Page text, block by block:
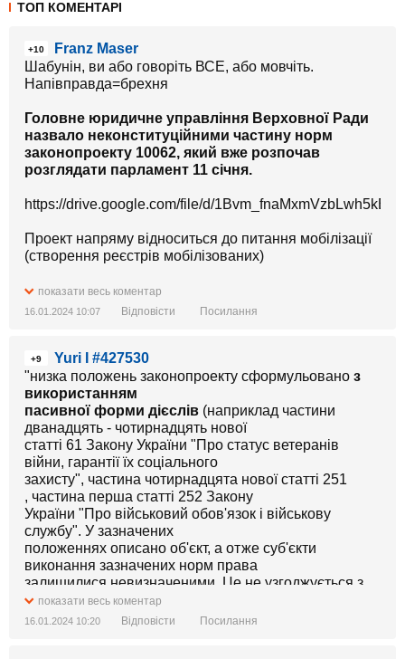
ТОП КОМЕНТАРІ
+10
Franz Maser
Шабунін, ви або говоріть ВСЕ, або мовчіть.
Напівправда=брехня
Головне юридичне управління Верховної Ради
назвало неконституційними частину норм
законопроекту 10062, який вже розпочав
розглядати парламент 11 січня.
https://drive.google.com/file/d/
Проект напряму відноситься до питання мобілізації
(створення реєстрів мобілізованих)
Проект Закону про внесення змін до деяких законів
України щодо удосконалення порядку обробки та
війни під час дії воєнного стану
Номер, дата реєстрації: 10062 від 18.09.2023
Включено до порядку денного: 3427-IX від
08.11.2023
https://itd.rada.gov.ua/billInfo/Bills/Card/42801
показати весь коментар
16.01.2024 10:07 Відповісти Посилання
+9
Yuri I #427530
"низка положень законопроекту сформульовано з
використанням
пасивної форми дієслів (наприклад частини
дванадцять - чотирнадцять нової
статті 61 Закону України "Про статус ветеранів
війни, гарантії їх соціального
захисту", частина чотирнадцята нової статті 251
, частина перша статті 252 Закону
України "Про військовий обов'язок і військову
службу". У зазначених
положеннях описано об'єкт, а отже суб'єкти
виконання зазначених норм права
залишилися невизначеними. Це не узгоджується з
вимогами конституційного
принципу верховенства права (стаття 8 Конституції
показати весь коментар
16.01.2024 10:20 Відповісти Посилання